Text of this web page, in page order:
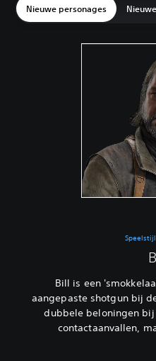
Nieuwe personages
Bill is een
aangepaste shotgun bij
dubbele beloningen
contactaanvallen,